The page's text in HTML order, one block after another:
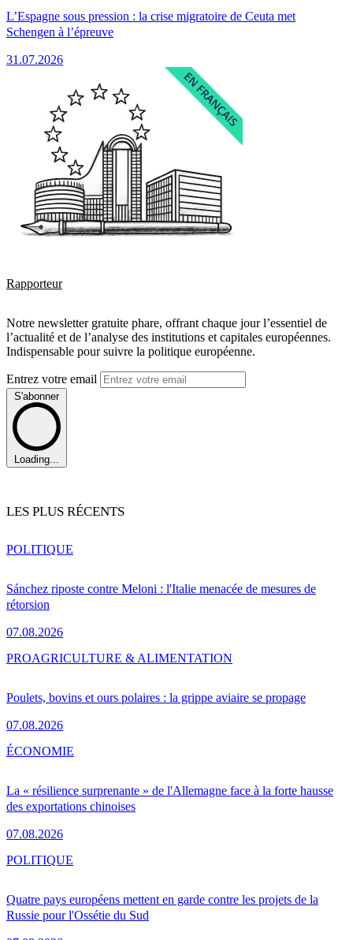
L’Espagne sous pression : la crise migratoire de Ceuta met
Schengen à l’épreuve
31.07.2026
Rapporteur
Notre newsletter gratuite phare, offrant chaque jour l’essentiel de
l’actualité et de l’analyse des institutions et capitales européennes.
Indispensable pour suivre la politique européenne.
Entrez votre email
S'abonner
Loading...
LES PLUS RÉCENTS
Sánchez riposte contre Meloni : l'Italie menacée de mesures de
rétorsion
07.08.2026
POLITIQUE
Poulets, bovins et ours polaires : la grippe aviaire se propage
07.08.2026
PROAGRICULTURE & ALIMENTATION
La « résilience surprenante » de l'Allemagne face à la forte hausse
des exportations chinoises
07.08.2026
ÉCONOMIE
Quatre pays européens mettent en garde contre les projets de la
Russie pour l'Ossétie du Sud
POLITIQUE